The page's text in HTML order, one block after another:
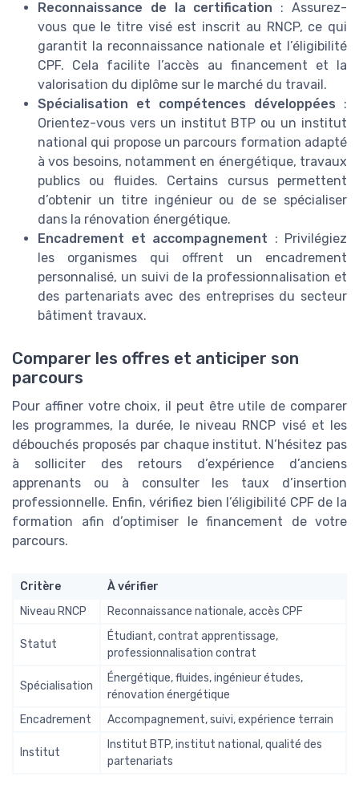
Reconnaissance de la certification : Assurez-
vous que le titre visé est inscrit au RNCP, ce qui
garantit la reconnaissance nationale et l’éligibilité
CPF. Cela facilite l’accès au financement et la
valorisation du diplôme sur le marché du travail.
Spécialisation et compétences développées :
Orientez-vous vers un institut BTP ou un institut
national qui propose un parcours formation adapté
à vos besoins, notamment en énergétique, travaux
publics ou fluides. Certains cursus permettent
d’obtenir un titre ingénieur ou de se spécialiser
dans la rénovation énergétique.
Encadrement et accompagnement : Privilégiez
les organismes qui offrent un encadrement
personnalisé, un suivi de la professionnalisation et
des partenariats avec des entreprises du secteur
bâtiment travaux.
Comparer les offres et anticiper son
parcours
Pour affiner votre choix, il peut être utile de comparer
les programmes, la durée, le niveau RNCP visé et les
débouchés proposés par chaque institut. N’hésitez pas
à solliciter des retours d’expérience d’anciens
apprenants ou à consulter les taux d’insertion
professionnelle. Enfin, vérifiez bien l’éligibilité CPF de la
formation afin d’optimiser le financement de votre
parcours.
Critère
À vérifier
Niveau RNCP
Reconnaissance nationale, accès CPF
Statut
Étudiant, contrat apprentissage,
professionnalisation contrat
Spécialisation
Énergétique, fluides, ingénieur études,
rénovation énergétique
Encadrement
Accompagnement, suivi, expérience terrain
Institut
Institut BTP, institut national, qualité des
partenariats